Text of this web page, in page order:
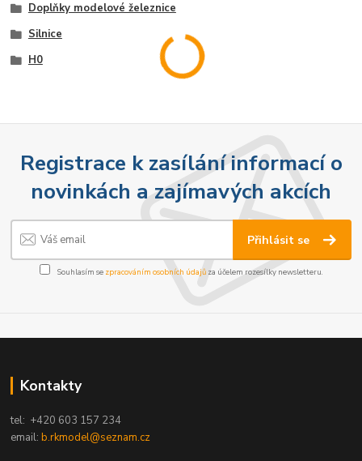
Doplňky modelové železnice
Silnice
H0
Registrace k zasílání informací o
novinkách a zajímavých akcích
Přihlásit se
Souhlasím se zpracováním osobních údajůza účelem rozesílky newsletteru.
Kontakty
tel: +420 603 157 234
email:b.rkmodel@seznam.cz